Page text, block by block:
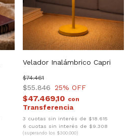
Velador Inalámbrico Capri
$55.846
$74.461
25% OFF
$47.469,10 con
3 cuotas sin interés de $18.615
6 cuotas sin interés de $9.308
(superando los $300.000)